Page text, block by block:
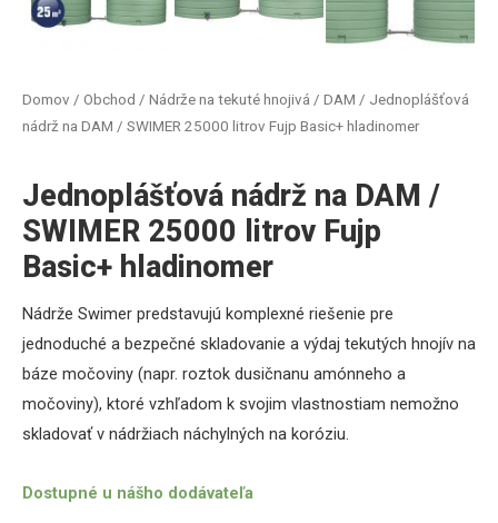
Domov / Obchod / Nádrže na tekuté hnojivá / DAM / Jednoplášťová
nádrž na DAM / SWIMER 25000 litrov Fujp Basic+ hladinomer
Jednoplášťová nádrž na DAM /
SWIMER 25000 litrov Fujp
Basic+ hladinomer
Nádrže Swimer predstavujú komplexné riešenie pre
jednoduché a bezpečné skladovanie a výdaj tekutých hnojív na
báze močoviny (napr. roztok dusičnanu amónneho a
močoviny), ktoré vzhľadom k svojim vlastnostiam nemožno
skladovať v nádržiach náchylných na koróziu.
Dostupné u nášho dodávateľa